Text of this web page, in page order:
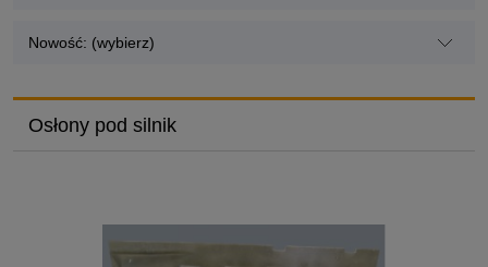
Nowość: (wybierz)
Osłony pod silnik